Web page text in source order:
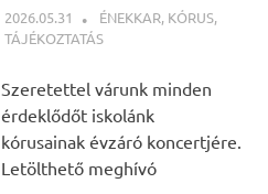
2026.05.31 BÁRTFAI JUDIT
ÉNEKKAR, KÓRUS,
TÁJÉKOZTATÁS
Szeretettel várunk minden
érdeklődőt iskolánk
kórusainak évzáró koncertjére.
Letölthető meghívó